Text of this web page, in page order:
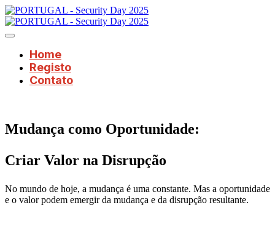
Home
Registo
Contato
Mudança como Oportunidade:
Criar Valor na Disrupção
No mundo de hoje, a mudança é uma constante. Mas a oportunidade
e o valor podem emergir da mudança e da disrupção resultante.